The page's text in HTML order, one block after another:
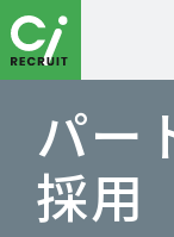
パー
採用